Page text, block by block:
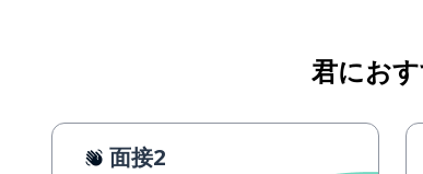
君にお
面接2